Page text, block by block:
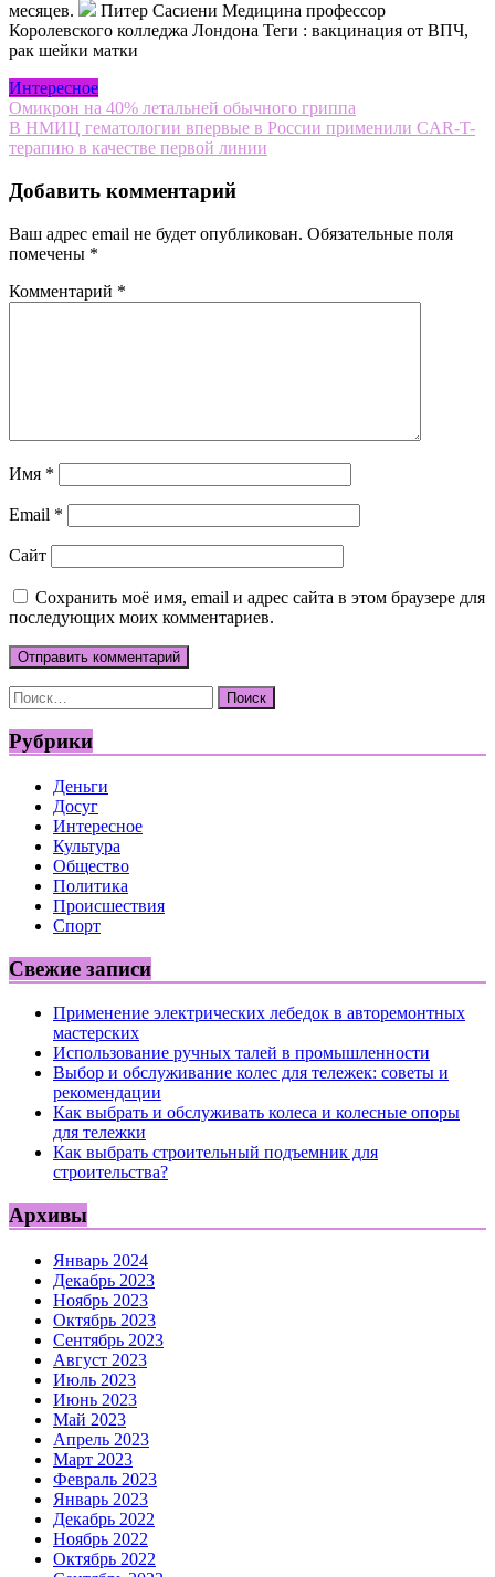
месяцев.
Питер Сасиени Медицина профессор
Королевского колледжа Лондона Теги : вакцинация от ВПЧ,
рак шейки матки
Интересное
Навигация
по
Омикрон на 40% летальней обычного гриппа
В НМИЦ гематологии впервые в России применили CAR-T-
терапию в качестве первой линии
Добавить комментарий
Ваш адрес email не будет опубликован. Обязательные поля
помечены *
Комментарий *
Имя *
Email *
Сайт
Сохранить моё имя, email и адрес сайта в этом браузере для
последующих моих комментариев.
Найти:
Рубрики
Деньги
Досуг
Интересное
Культура
Общество
Политика
Происшествия
Спорт
Свежие записи
Применение электрических лебедок в авторемонтных
мастерских
Использование ручных талей в промышленности
Выбор и обслуживание колес для тележек: советы и
рекомендации
Как выбрать и обслуживать колеса и колесные опоры
для тележки
Как выбрать строительный подъемник для
строительства?
Архивы
Январь 2024
Декабрь 2023
Ноябрь 2023
Октябрь 2023
Сентябрь 2023
Август 2023
Июль 2023
Июнь 2023
Май 2023
Апрель 2023
Март 2023
Февраль 2023
Январь 2023
Декабрь 2022
Ноябрь 2022
Октябрь 2022